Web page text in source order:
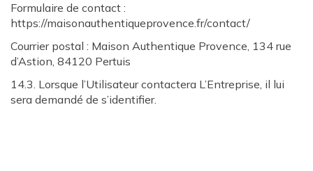
Formulaire de contact :
https://maisonauthentiqueprovence.fr/contact/
Courrier postal : Maison Authentique Provence, 134 rue
d’Astion, 84120 Pertuis
14.3. Lorsque l’Utilisateur contactera L’Entreprise, il lui
sera demandé de s’identifier.